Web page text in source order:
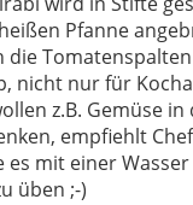
Pfanne
die
nicht nur für
z.B. Gemüse in
empfiehlt
es mit einer
üben ;-)